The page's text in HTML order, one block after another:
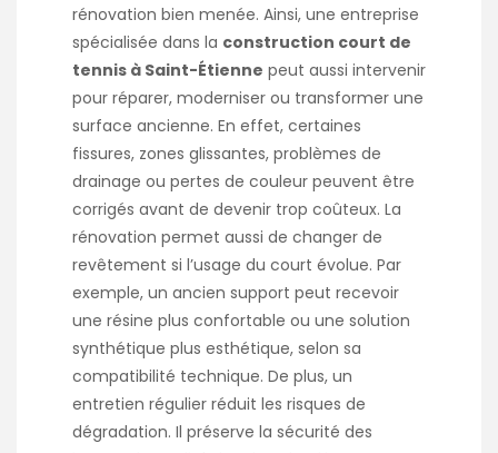
rénovation bien menée. Ainsi, une entreprise
spécialisée dans la construction court de
tennis à Saint-Étienne peut aussi intervenir
pour réparer, moderniser ou transformer une
surface ancienne. En effet, certaines
fissures, zones glissantes, problèmes de
drainage ou pertes de couleur peuvent être
corrigés avant de devenir trop coûteux. La
rénovation permet aussi de changer de
revêtement si l’usage du court évolue. Par
exemple, un ancien support peut recevoir
une résine plus confortable ou une solution
synthétique plus esthétique, selon sa
compatibilité technique. De plus, un
entretien régulier réduit les risques de
dégradation. Il préserve la sécurité des